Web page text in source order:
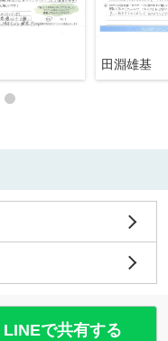
田淵雄基
LINEで共有する